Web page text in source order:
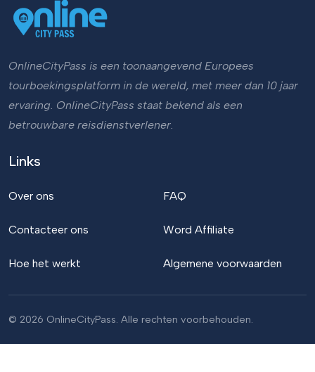
OnlineCityPass is een toonaangevend Europees
tourboekingsplatform in de wereld, met meer dan 10 jaar
ervaring. OnlineCityPass staat bekend als een
betrouwbare reisdienstverlener.
Links
Over ons
Contacteer ons
Hoe het werkt
FAQ
Word Affiliate
Algemene voorwaarden
© 2026 OnlineCityPass. Alle rechten voorbehouden.